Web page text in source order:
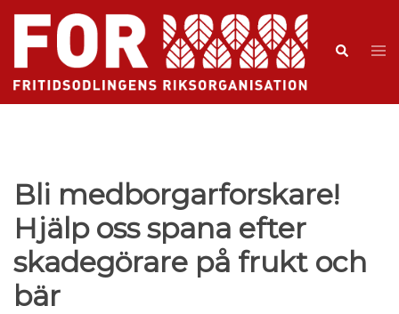
Bli medborgarforskare!
Hjälp oss spana efter
skadegörare på frukt och
bär